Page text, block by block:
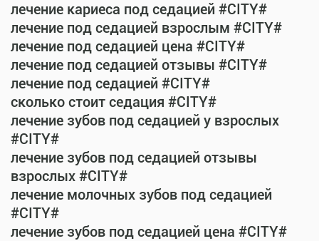
лечение кариеса под седацией #CITY#
лечение под седацией взрослым #CITY#
лечение под седацией цена #CITY#
лечение под седацией отзывы #CITY#
лечение под седацией #CITY#
сколько стоит седация #CITY#
лечение зубов под седацией у взрослых
#CITY#
лечение зубов под седацией отзывы
взрослых #CITY#
лечение молочных зубов под седацией
#CITY#
лечение зубов под седацией цена #CITY#